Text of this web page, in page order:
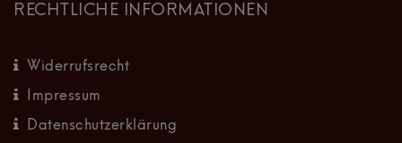
RECHTLICHE INFORMATIONEN
Widerrufsrecht
Impressum
Datenschutzerklärung